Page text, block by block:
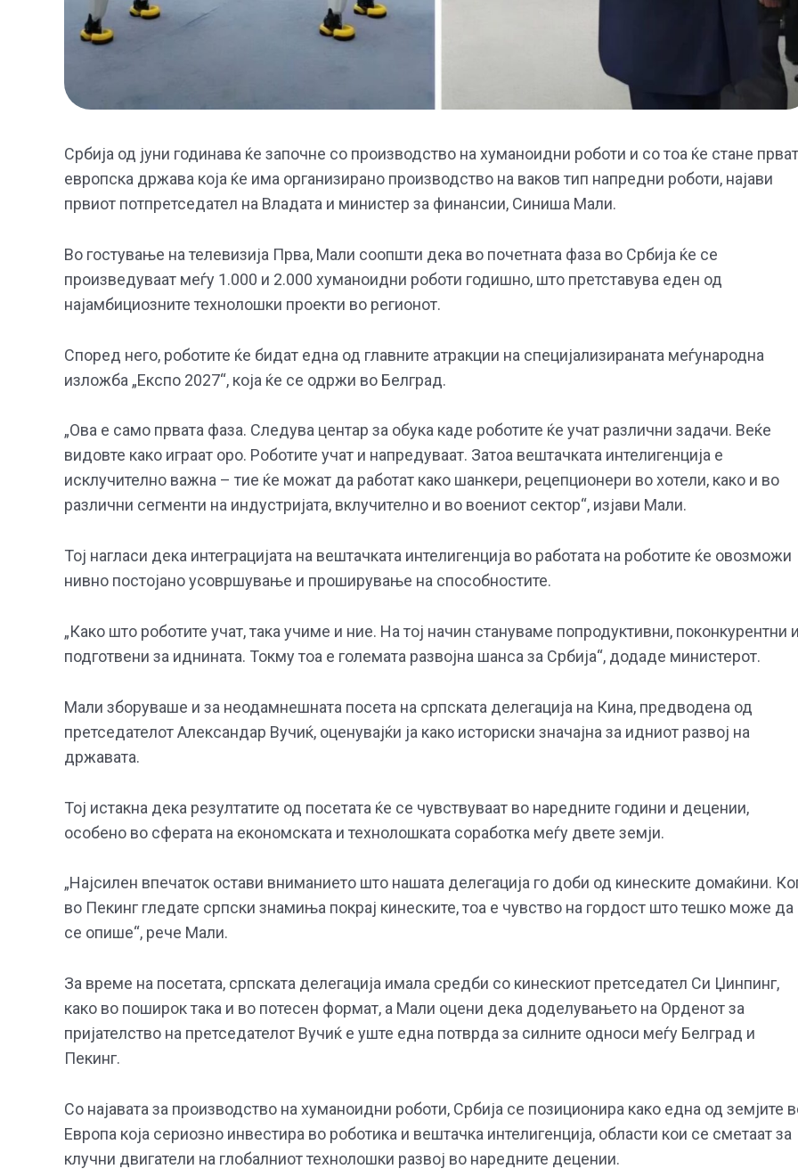
Србија од јуни годинава ќе започне со производство на хуманоидни роботи и со тоа ќе стане
европска држава која ќе има организирано производство на ваков тип напредни роботи, најави
првиот потпретседател на Владата и министер за финансии, Синиша Мали.
Во гостување на телевизија Прва, Мали соопшти дека во почетната фаза во Србија ќе се
произведуваат меѓу 1.000 и 2.000 хуманоидни роботи годишно, што претставува еден од
најамбициозните технолошки проекти во регионот.
Според него, роботите ќе бидат една од главните атракции на специјализираната меѓународна
изложба „Експо 2027“, која ќе се одржи во Белград.
„Ова е само првата фаза. Следува центар за обука каде роботите ќе учат различни задачи. Веќе
видовте како играат оро. Роботите учат и напредуваат. Затоа вештачката интелигенција е
исклучително важна – тие ќе можат да работат како шанкери, рецепционери во хотели, како и во
различни сегменти на индустријата, вклучително и во воениот сектор“, изјави Мали.
Тој нагласи дека интеграцијата на вештачката интелигенција во работата на роботите ќе овозможи
нивно постојано усовршување и проширување на способностите.
„Како што роботите учат, така учиме и ние. На тој начин стануваме попродуктивни, поконкурентни
подготвени за иднината. Токму тоа е големата развојна шанса за Србија“, додаде министерот.
Мали зборуваше и за неодамнешната посета на српската делегација на Кина, предводена од
претседателот Александар Вучиќ, оценувајќи ја како историски значајна за идниот развој на
државата.
Тој истакна дека резултатите од посетата ќе се чувствуваат во наредните години и децении,
особено во сферата на економската и технолошката соработка меѓу двете земји.
„Најсилен впечаток остави вниманието што нашата делегација го доби од кинеските домаќини.
во Пекинг гледате српски знамиња покрај кинеските, тоа е чувство на гордост што тешко може да
се опише“, рече Мали.
За време на посетата, српската делегација имала средби со кинескиот претседател Си Џинпинг,
како во поширок така и во потесен формат, а Мали оцени дека доделувањето на Орденот за
пријателство на претседателот Вучиќ е уште една потврда за силните односи меѓу Белград и
Пекинг.
Со најавата за производство на хуманоидни роботи, Србија се позиционира како една од земјите
Европа која сериозно инвестира во роботика и вештачка интелигенција, области кои се сметаат за
клучни двигатели на глобалниот технолошки развој во наредните децении.